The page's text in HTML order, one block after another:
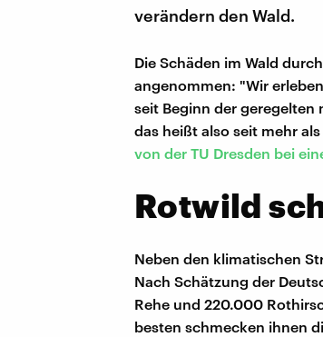
verändern den Wald.
Die Schäden im Wald
angenommen: "Wir
seit Beginn der
das heißt also seit mehr
von der TU Dresden bei
Rotwild
Neben den klimatischen
Nach Schätzung der
Rehe und 220.000
besten schmecken ihnen